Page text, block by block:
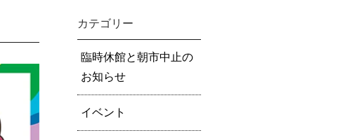
カテゴリー
臨時休館と朝市中止の
お知らせ
イベント